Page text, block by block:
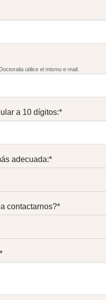
utilice el mismo e-mail.
a 10 dígitos:*
adecuada:*
contactarnos?*
*